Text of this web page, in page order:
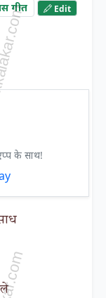
गीत Edit
के साथ!